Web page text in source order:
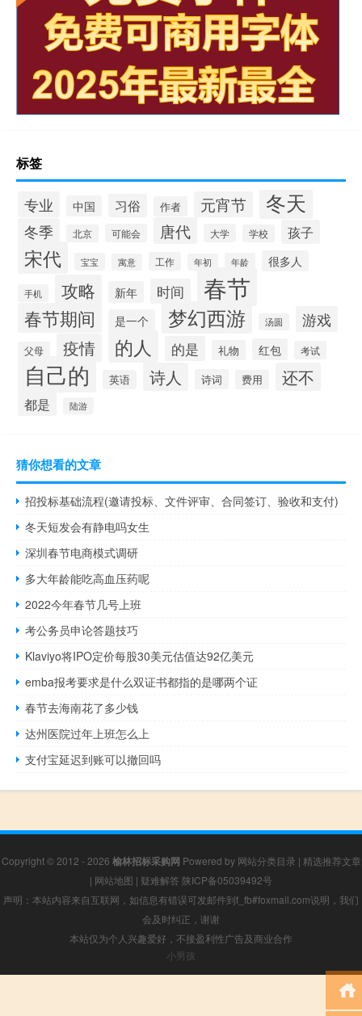
标签
专业 中国 习俗 作者 元宵节 冬天
冬季 北京 可能会 唐代 大学 学校 孩子
宋代 宝宝 寓意 工作 年初 年龄 很多人
手机 攻略 新年 时间 春节
春节期间 是一个 梦幻西游 汤圆 游戏
父母 疫情 的人 的是 礼物 红包 考试
自己的 英语 诗人 诗词 费用 还不
都是 陆游
猜你想看的文章
招投标基础流程(邀请投标、文件评审、合同签订、验收和支付)
冬天短发会有静电吗女生
深圳春节电商模式调研
多大年龄能吃高血压药呢
2022今年春节几号上班
考公务员申论答题技巧
Klaviyo将IPO定价每股30美元估值达92亿美元
emba报考要求是什么双证书都指的是哪两个证
春节去海南花了多少钱
达州医院过年上班怎么上
支付宝延迟到账可以撤回吗
Copyright © 2012 - 2026 榆林招标采购网 Powered by 网站分类目录 | 精选推荐文章
| 网站地图 | 疑难解答 陕ICP备05039492号
声明：本站内容来自互联网，如信息有错误可发邮件到f_fb#foxmail.com说明，我们
会及时纠正，谢谢
本站仅为个人兴趣爱好，不接盈利性广告及商业合作
小男孩